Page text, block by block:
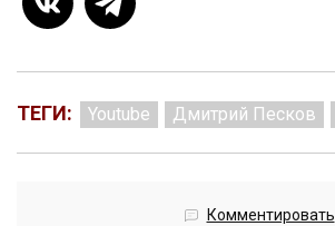
ТЕГИ: Youtube Дмитрий Песков
Комментировать